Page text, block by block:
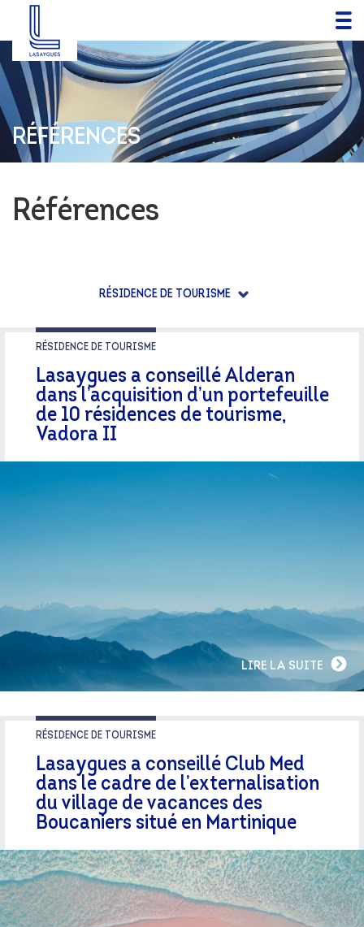
RÉFÉRENCES
Références
RÉSIDENCE DE TOURISME
RÉSIDENCE DE TOURISME
Lasaygues a conseillé Alderan
dans l’acquisition d’un portefeuille
de 10 résidences de tourisme,
Vadora II
LIRE LA SUITE
RÉSIDENCE DE TOURISME
Lasaygues a conseillé Club Med
dans le cadre de l’externalisation
du village de vacances des
Boucaniers situé en Martinique